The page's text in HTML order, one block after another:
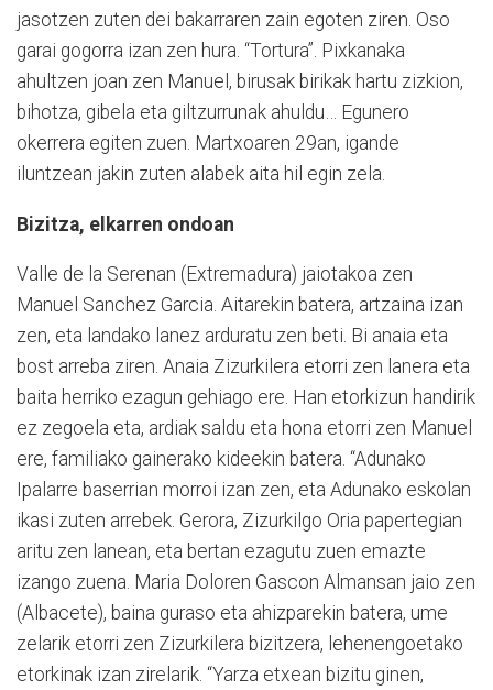
jasotzen zuten dei bakarraren zain egoten ziren. Oso
garai gogorra izan zen hura. “Tortura”. Pixkanaka
ahultzen joan zen Manuel, birusak birikak hartu zizkion,
bihotza, gibela eta giltzurrunak ahuldu… Egunero
okerrera egiten zuen. Martxoaren 29an, igande
iluntzean jakin zuten alabek aita hil egin zela.
Bizitza, elkarren ondoan
Valle de la Serenan (Extremadura) jaiotakoa zen
Manuel Sanchez Garcia. Aitarekin batera, artzaina izan
zen, eta landako lanez arduratu zen beti. Bi anaia eta
bost arreba ziren. Anaia Zizurkilera etorri zen lanera eta
baita herriko ezagun gehiago ere. Han etorkizun handirik
ez zegoela eta, ardiak saldu eta hona etorri zen Manuel
ere, familiako gainerako kideekin batera. “Adunako
Ipalarre baserrian morroi izan zen, eta Adunako eskolan
ikasi zuten arrebek. Gerora, Zizurkilgo Oria papertegian
aritu zen lanean, eta bertan ezagutu zuen emazte
izango zuena. Maria Doloren Gascon Almansan jaio zen
(Albacete), baina guraso eta ahizparekin batera, ume
zelarik etorri zen Zizurkilera bizitzera, lehenengoetako
etorkinak izan zirelarik. “Yarza etxean bizitu ginen,